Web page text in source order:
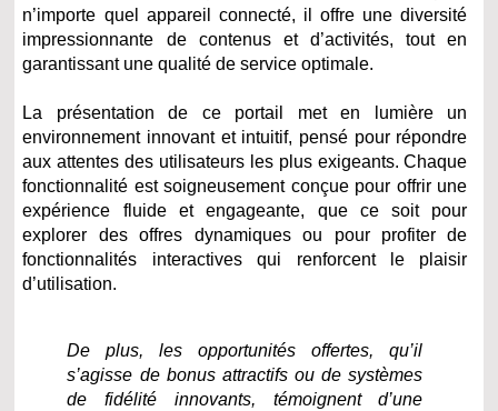
n’importe quel appareil connecté, il offre une diversité
impressionnante de contenus et d’activités, tout en
garantissant une qualité de service optimale.
La présentation de ce portail met en lumière un
environnement innovant et intuitif, pensé pour répondre
aux attentes des utilisateurs les plus exigeants. Chaque
fonctionnalité est soigneusement conçue pour offrir une
expérience fluide et engageante, que ce soit pour
explorer des offres dynamiques ou pour profiter de
fonctionnalités interactives qui renforcent le plaisir
d’utilisation.
De plus, les opportunités offertes, qu’il
s’agisse de bonus attractifs ou de systèmes
de fidélité innovants, témoignent d’une